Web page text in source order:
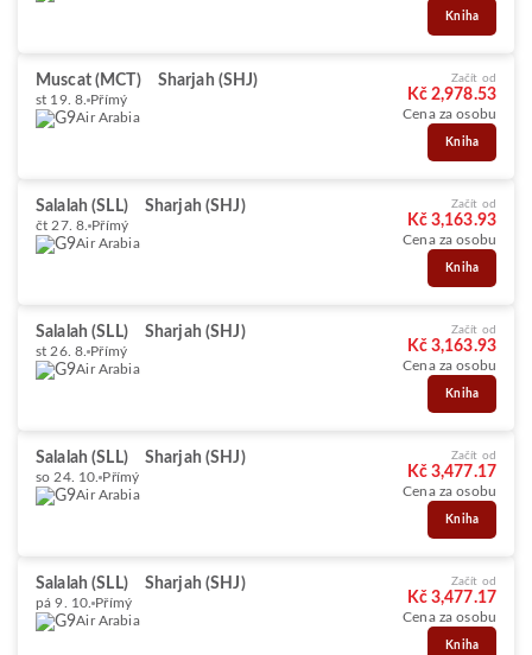
Kniha
Muscat (MCT) Sharjah (SHJ)
st 19. 8. Přímý
Air Arabia
Začít od
Kč 2,978.53
Cena za osobu
Kniha
Salalah (SLL) Sharjah (SHJ)
čt 27. 8. Přímý
Air Arabia
Začít od
Kč 3,163.93
Cena za osobu
Kniha
Salalah (SLL) Sharjah (SHJ)
st 26. 8. Přímý
Air Arabia
Začít od
Kč 3,163.93
Cena za osobu
Kniha
Salalah (SLL) Sharjah (SHJ)
so 24. 10. Přímý
Air Arabia
Začít od
Kč 3,477.17
Cena za osobu
Kniha
Salalah (SLL) Sharjah (SHJ)
pá 9. 10. Přímý
Air Arabia
Začít od
Kč 3,477.17
Cena za osobu
Kniha